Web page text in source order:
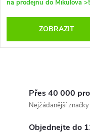
na prodejnu do Mikulova
ZOBRAZIT
Přes 40 000
Nejžádanější
Objednejte do